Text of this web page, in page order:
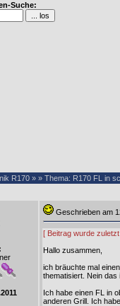
Suche:
R170 » » Thema: R170 FL in
Geschrieben am
[ Beitrag wurde
Hallo zusammen,
ich bräuchte mal
thematisiert. Nein
Ich habe einen FL in
anderen Grill. Ich